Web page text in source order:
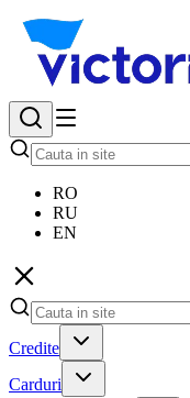
RO
RU
EN
Credite
Carduri